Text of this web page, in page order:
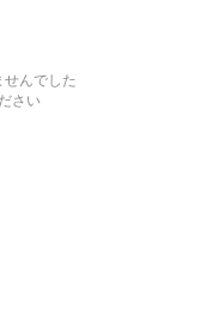
んでした
さい